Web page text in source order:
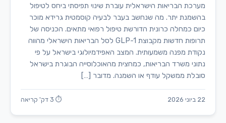
מערכת הבריאות הישראלית עוברת שינוי תפיסתי ביחס לטיפול
בהשמנת יתר. מה שנחשב בעבר לבעיה קוסמטית גרידא מוכר
כיום כמחלה כרונית הדורשת טיפול רפואי מתאים. הכניסה של
תרופות חדשות מקבוצת GLP-1 לסל הבריאות הישראלי מהווה
נקודת מפנה משמעותית. המצב האפידמיולוגי בישראל על פי
נתוני משרד הבריאות, כמחצית מהאוכלוסייה הבוגרת בישראל
סובלת ממשקל עודף או השמנה. מדובר […]
22 ביוני 2026 ⏱ 3 דק' קריאה